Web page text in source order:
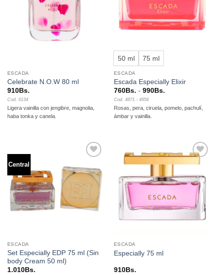
ESCADA
Celebrate N.O.W 80 ml
910Bs.
Cod. 6134
Ligera vainilla con jengibre, magnolia,
haba tonka y canela.
50 ml 75 ml
ESCADA
Escada Especially Elixir
760Bs. - 990Bs.Rango
desde
Cod. 4871 - 4956
Rosas, pera, ciruela, pomelo, pachulí,
ámbar y vainilla.
Central
a la
lista de
deseos
ESCADA
Set Especially EDP 75 ml (Sin
body Cream 50 ml)
1.010Bs.
Añadir
lista de
deseos
ESCADA
Especially 75 ml
910Bs.